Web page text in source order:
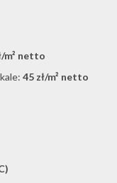
m² netto
45 zł/m² netto